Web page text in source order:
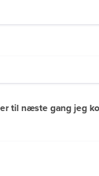
til næste gang jeg